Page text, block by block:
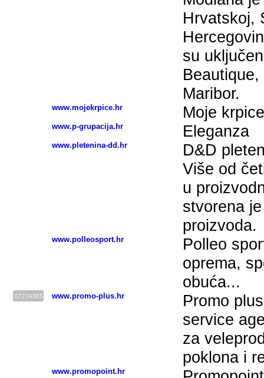
Hrvatskoj,
su
Maribor.
www.mojekrpice.hr Moje krpice
www.p-grupacija.hr Eleganza
www.pletenina-dd.hr
D&D
Više od
u
stvorena
proizvoda.
www.polleosport.hr
Polleo
oprema,
obuća...
07274383 www.promo-plus.hr
Promo
service
za
poklona i
www.promopoint.hr